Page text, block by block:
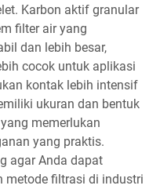
Karbon aktif granular
filter air yang
dan lebih besar,
cocok untuk aplikasi
kontak lebih intensif
ukuran dan bentuk
memerlukan
yang praktis.
agar Anda dapat
metode filtrasi di industri